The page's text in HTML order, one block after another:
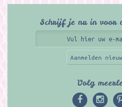
Schrijf je nu in voor
Aanmelden
Volg